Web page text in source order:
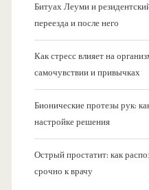
Битуах Леуми и
переезда и после него
Как стресс влияет на
самочувствии и привычках
Бионические протезы рук:
настройке решения
Острый простатит: как
срочно к врачу